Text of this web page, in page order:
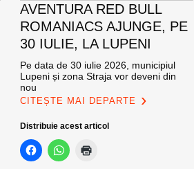
AVENTURA RED BULL
ROMANIACS AJUNGE, PE
30 IULIE, LA LUPENI
Pe data de 30 iulie 2026, municipiul
Lupeni și zona Straja vor deveni din
nou
CITEȘTE MAI DEPARTE
Distribuie acest articol